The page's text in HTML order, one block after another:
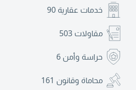
خدمات عقارية 90
مقاولات 503
حراسة وأمن 6
محاماة وقانون 161